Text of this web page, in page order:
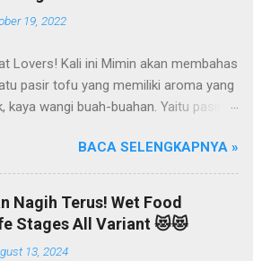
19, 2022
Lovers! Kali ini Mimin akan membahas
pasir tofu yang memiliki aroma yang
kaya wangi buah-buahan. Yaitu pasir
merupakan salah satu merk produk
diproduksi oleh PT. Arthacat Tirta
Perusahaan ini bergerak di
produk perlengkapan kucing, seperti Cat
Cat Accessories, Cat Food, Cat
Sandbox/Cat Litter, dan lain-lain.
BACA SELENGKAPNYA »
Nagih Terus! Wet Food
Stages All Variant 😻😻
13, 2024